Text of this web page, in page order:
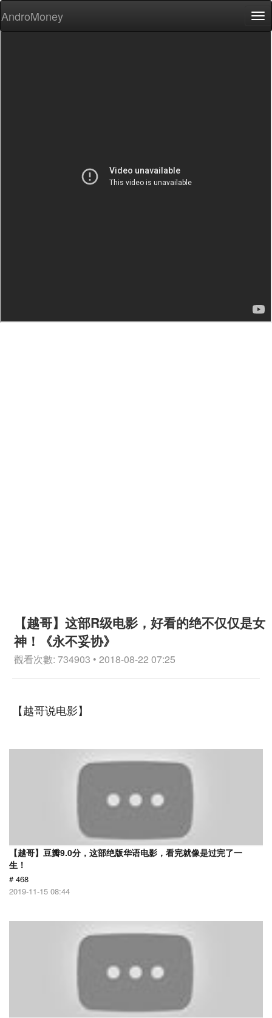
AndroMoney
【越哥】这部R级电影，好看的绝不仅仅是女
神！《永不妥协》
觀看次數: 734903 • 2018-08-22 07:25
【越哥说电影】
【越哥】豆瓣9.0分，这部绝版华语电影，看完就像是过完了一
生！
# 468
2019-11-15 08:44